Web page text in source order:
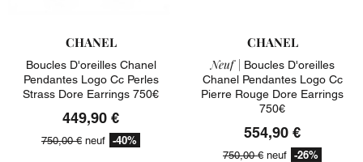
CHANEL
Boucles D'oreilles Chanel
Pendantes Logo Cc Perles
Strass Dore Earrings 750€
449,90 €
750,00 € neuf -40%
CHANEL
Neuf | Boucles D'oreilles
Chanel Pendantes Logo Cc
Pierre Rouge Dore Earrings
750€
554,90 €
750,00 € neuf -26%